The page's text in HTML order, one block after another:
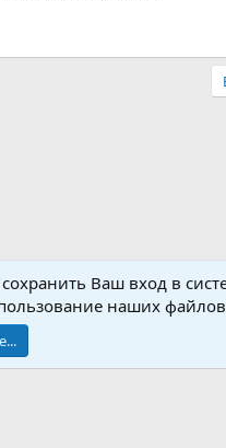
Ваш вход в
наших